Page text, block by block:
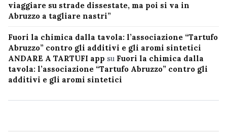
viaggiare su strade dissestate, ma poi si va in
Abruzzo a tagliare nastri”
Fuori la chimica dalla tavola: l’associazione “Tartufo
Abruzzo” contro gli additivi e gli aromi sintetici
ANDARE A TARTUFI app su Fuori la chimica dalla
tavola: l’associazione “Tartufo Abruzzo” contro gli
additivi e gli aromi sintetici